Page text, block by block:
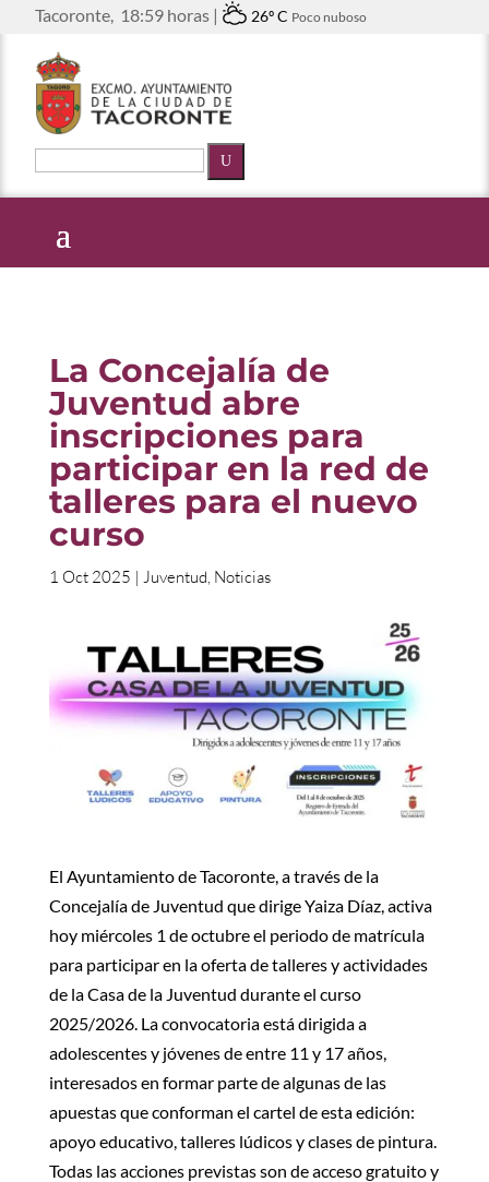
Tacoronte, 18:59 horas | 26º C Poco nuboso
U
La Concejalía de
Juventud abre
inscripciones para
participar en la red de
talleres para el nuevo
curso
1 Oct 2025 | Juventud, Noticias
El Ayuntamiento de Tacoronte, a través de la
Concejalía de Juventud que dirige Yaiza Díaz, activa
hoy miércoles 1 de octubre el periodo de matrícula
para participar en la oferta de talleres y actividades
de la Casa de la Juventud durante el curso
2025/2026. La convocatoria está dirigida a
adolescentes y jóvenes de entre 11 y 17 años,
interesados en formar parte de algunas de las
apuestas que conforman el cartel de esta edición:
apoyo educativo, talleres lúdicos y clases de pintura.
Todas las acciones previstas son de acceso gratuito y